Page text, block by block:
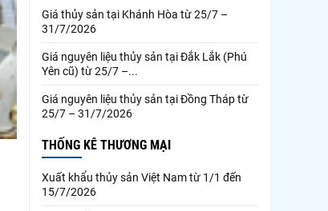
Giá thủy sản tại Khánh Hòa từ 25/7 –
31/7/2026
Giá nguyên liệu thủy sản tại Đắk Lắk (Phú
Yên cũ) từ 25/7 –...
Giá nguyên liệu thủy sản tại Đồng Tháp từ
25/7 – 31/7/2026
THỐNG KÊ THƯƠNG MẠI
Xuất khẩu thủy sản Việt Nam từ 1/1 đến
15/7/2026